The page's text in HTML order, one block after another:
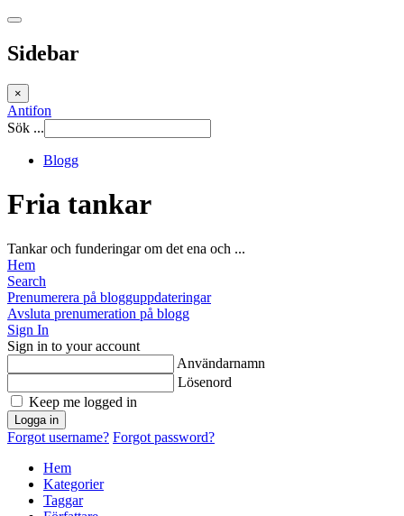
Sidebar
×
Antifon
Sök ...
Blogg
Fria tankar
Tankar och funderingar om det ena och ...
Hem
Search
Prenumerera på blogguppdateringar
Avsluta prenumeration på blogg
Sign In
Sign in to your account
Användarnamn
Lösenord
Keep me logged in
Logga in
Forgot username? Forgot password?
Hem
Kategorier
Taggar